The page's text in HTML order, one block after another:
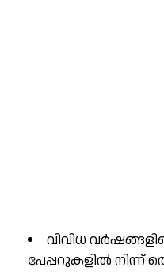
വിവിധ
പേപ്പറുകളിൽ